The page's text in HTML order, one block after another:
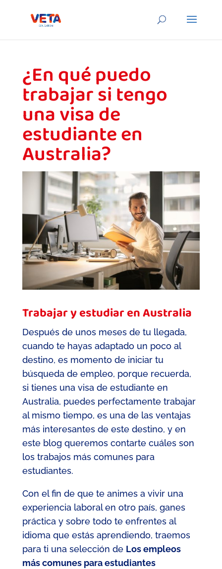
¿En qué puedo
trabajar si tengo
una visa de
estudiante en
Australia?
Trabajar y estudiar en Australia
Después de unos meses de tu llegada,
cuando te hayas adaptado un poco al
destino, es momento de iniciar tu
búsqueda de empleo, porque recuerda,
si tienes una visa de estudiante en
Australia, puedes perfectamente trabajar
al mismo tiempo, es una de las ventajas
más interesantes de este destino, y en
este blog queremos contarte cuáles son
los trabajos más comunes para
estudiantes.
Con el fin de que te animes a vivir una
experiencia laboral en otro país, ganes
práctica y sobre todo te enfrentes al
idioma que estás aprendiendo, traemos
para ti una selección de Los empleos
más comunes para estudiantes